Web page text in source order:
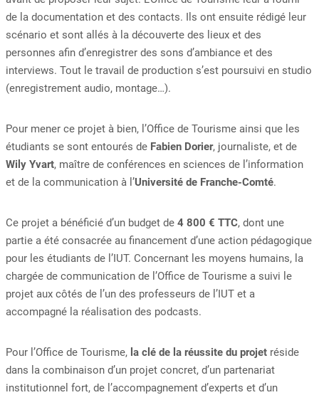
de la documentation et des contacts. Ils ont ensuite rédigé leur
scénario et sont allés à la découverte des lieux et des
personnes afin d’enregistrer des sons d’ambiance et des
interviews. Tout le travail de production s’est poursuivi en studio
(enregistrement audio, montage…).
Pour mener ce projet à bien, l’Office de Tourisme ainsi que les
étudiants se sont entourés de Fabien Dorier, journaliste, et de
Wily Yvart, maître de conférences en sciences de l’information
et de la communication à l’Université de Franche-Comté.
Ce projet a bénéficié d’un budget de 4 800 € TTC, dont une
partie a été consacrée au financement d’une action pédagogique
pour les étudiants de l’IUT. Concernant les moyens humains, la
chargée de communication de l’Office de Tourisme a suivi le
projet aux côtés de l’un des professeurs de l’IUT et a
accompagné la réalisation des podcasts.
Pour l’Office de Tourisme, la clé de la réussite du projet réside
dans la combinaison d’un projet concret, d’un partenariat
institutionnel fort, de l’accompagnement d’experts et d’un